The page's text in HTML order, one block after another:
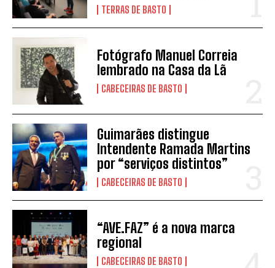
TERRAS DE BASTO
Fotógrafo Manuel Correia
lembrado na Casa da Lã
CABECEIRAS DE BASTO
Guimarães distingue
Intendente Ramada Martins
por “serviços distintos”
CABECEIRAS DE BASTO
“AVE.FAZ” é a nova marca
regional
CABECEIRAS DE BASTO